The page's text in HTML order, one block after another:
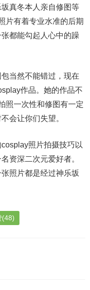
真冬本人亲自修图等
片有着专业水准的后期
都能勾起人心中的躁
当然不能错过，现在
作品。她的作品不
照一次性和修图有一定
会让你们失望。
照片拍摄技巧以
资深二次元爱好者。
照片都是经过神乐坂
(48)